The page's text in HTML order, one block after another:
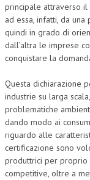
principale attraverso
ad essa, infatti, da
quindi in grado di
dall’altra le imprese
conquistare la
Questa dichiarazione
industrie su larga
problematiche
dando modo ai
riguardo alle
certificazione sono
produttrici per proprio
competitive, oltre a